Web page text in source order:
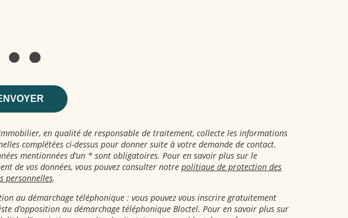
en qualité de responsable de traitement, collecte les informations
complétées ci-dessus pour donner suite à votre demande de contact.
mentionnées d’un * sont obligatoires. Pour en savoir plus sur le
de vos données, vous pouvez consulter notrepolitique de protection des
personnelles.
au démarchage téléphonique : vous pouvez vous inscrire gratuitement
d’opposition au démarchage téléphonique Bloctel. Pour en savoir plus sur